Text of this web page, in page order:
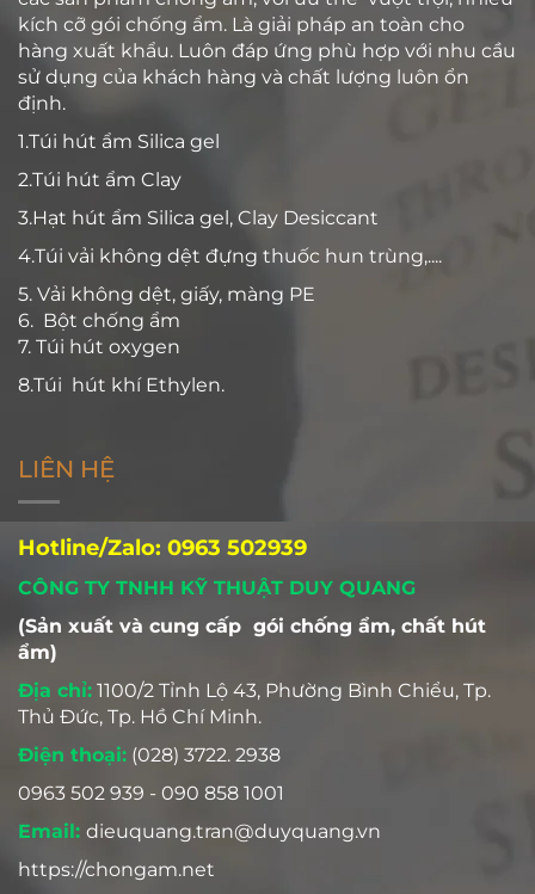
kích cỡ gói chống ẩm. Là giải pháp an toàn cho
hàng xuất khẩu. Luôn đáp ứng phù hợp với nhu cầu
sử dụng của khách hàng và chất lượng luôn ổn
định.
1.Túi hút ẩm Silica gel
2.Túi hút ẩm Clay
3.Hạt hút ẩm Silica gel, Clay Desiccant
4.Túi vải không dệt đựng thuốc hun trùng,....
5. Vải không dệt, giấy, màng PE
6. Bột chống ẩm
7. Túi hút oxygen
8.Túi hút khí Ethylen.
LIÊN HỆ
Hotline/Zalo: 0963 502939
CÔNG TY TNHH KỸ THUẬT DUY QUANG
(Sản xuất và cung cấp gói chống ẩm, chất hút
ẩm)
Địa chỉ: 1100/2 Tỉnh Lộ 43, Phường Bình Chiểu, Tp.
Thủ Đức, Tp. Hồ Chí Minh.
Điện thoại: (028) 3722. 2938
0963 502 939 - 090 858 1001
Email: dieuquang.tran@duyquang.vn
https://chongam.net